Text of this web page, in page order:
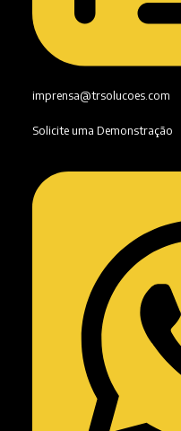
imprensa@trsolucoes.com
Solicite uma Demonstração